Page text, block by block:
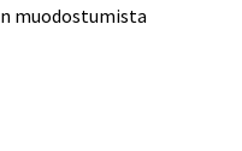
muodostumista